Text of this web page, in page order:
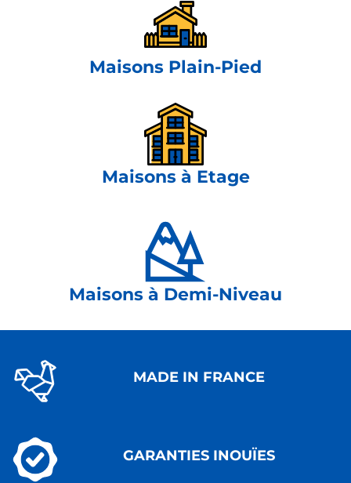
Maisons Plain-Pied
Maisons à Etage
Maisons à Demi-Niveau
MADE IN FRANCE
GARANTIES INOUÏES